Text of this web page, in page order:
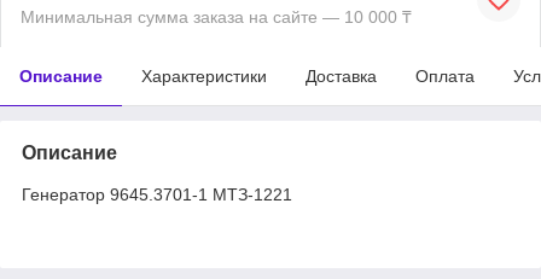
Минимальная сумма заказа на сайте — 10 000 ₸
Описание Характеристики Доставка Оплата
Описание
Генератор 9645.3701-1 МТЗ-1221